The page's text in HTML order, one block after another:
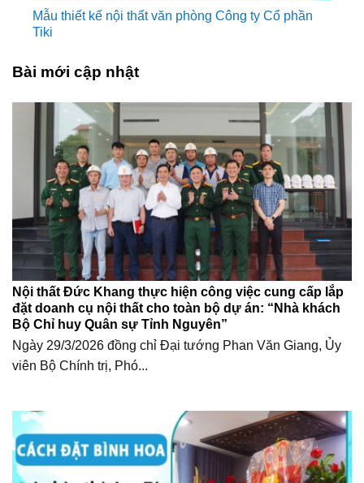
Mẫu thiết kế nội thất văn phòng Công ty Cổ phần
Tiki
Bài mới cập nhật
Nội thất Đức Khang thực hiện công việc cung cấp lắp
đặt doanh cụ nội thất cho toàn bộ dự án: “Nhà khách
Bộ Chỉ huy Quân sự Tỉnh Nguyên”
Ngày 29/3/2026 đồng chỉ Đại tướng Phan Văn Giang, Ủy
viên Bộ Chính trị, Phó...